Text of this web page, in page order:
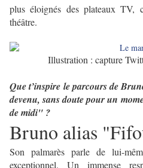
plus éloignés des plateaux TV,
théâtre.
Illustration : capture
Que t’inspire le parcours de
devenu, sans doute pour un
de midi" ?
Bruno alias
Son palmarès parle de lui-
exceptionnel. Un immense